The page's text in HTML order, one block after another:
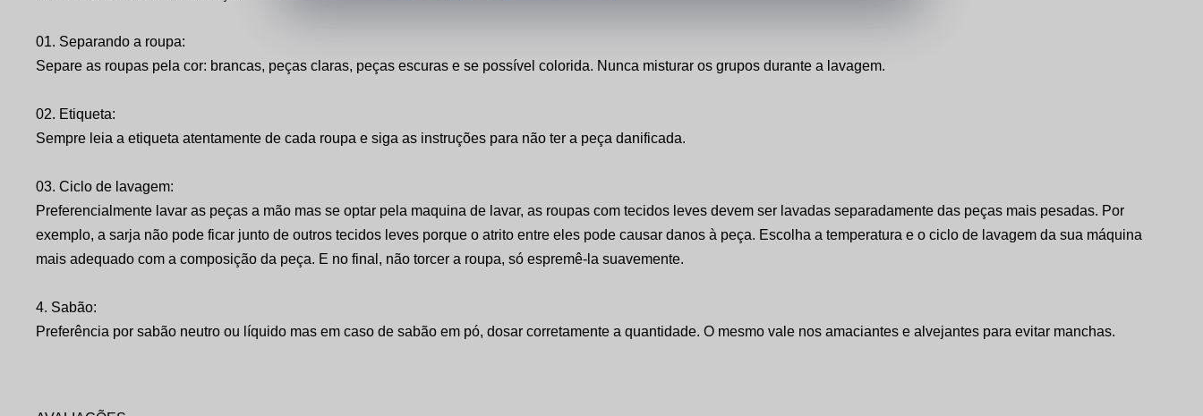
01. Separando a roupa:
Separe as roupas pela cor: brancas, peças claras, peças escuras e se possível colorida. Nunca misturar os grupos durante a lavagem.
02. Etiqueta:
Sempre leia a etiqueta atentamente de cada roupa e siga as instruções para não ter a peça danificada.
03. Ciclo de lavagem:
Preferencialmente lavar as peças a mão mas se optar pela maquina de lavar, as roupas com tecidos leves devem ser lavadas separadamente das peças mais pesadas. Por
exemplo, a sarja não pode ficar junto de outros tecidos leves porque o atrito entre eles pode causar danos à peça. Escolha a temperatura e o ciclo de lavagem da sua máquina
mais adequado com a composição da peça. E no final, não torcer a roupa, só espremê-la suavemente.
4. Sabão:
Preferência por sabão neutro ou líquido mas em caso de sabão em pó, dosar corretamente a quantidade. O mesmo vale nos amaciantes e alvejantes para evitar manchas.